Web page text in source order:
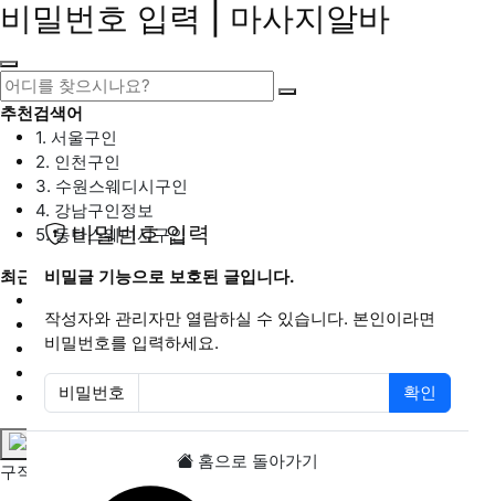
비밀번호 입력 | 마사지알바
추천검색어
1. 서울구인
2. 인천구인
3. 수원스웨디시구인
4. 강남구인정보
5. 동탄스웨디시구인
최근검색어
2. 성남아로마구인
3. 스웨디시구인
4. 안산스웨디시구인
5. 아로마구인
구직정보
비밀번호 입력
비밀글 기능으로 보호된 글입니다.
작성자와 관리자만 열람하실 수 있습니다. 본인이라면
비밀번호를 입력하세요.
비밀번호
필수 확인
홈으로 돌아가기